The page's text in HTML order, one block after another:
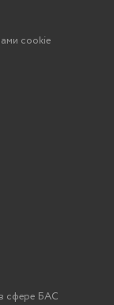
cookie
сфере БАС